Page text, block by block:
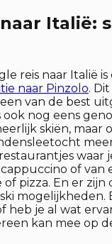
Italië:
reis naar Italië is
naar Pinzolo.
van de best
ook nog eens
skiën, maar
waar
of van
pizza. En er zijn
mogelijkheden.
heb je al wat
kan mee op